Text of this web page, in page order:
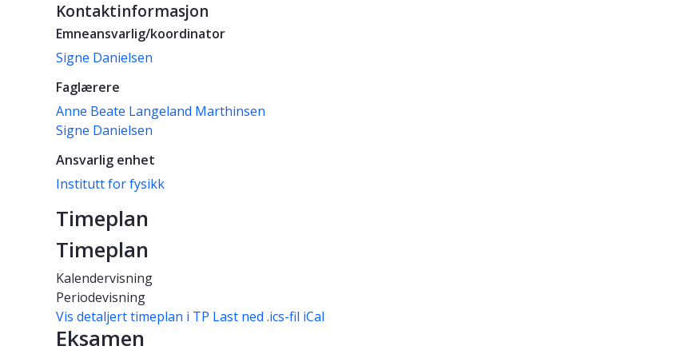
Kontaktinformasjon
Emneansvarlig/koordinator
Signe Danielsen
Faglærere
Anne Beate Langeland Marthinsen
Signe Danielsen
Ansvarlig enhet
Institutt for fysikk
Timeplan
Timeplan
Kalendervisning
Periodevisning
Vis detaljert timeplan i TP Last ned .ics-fil iCal
Eksamen